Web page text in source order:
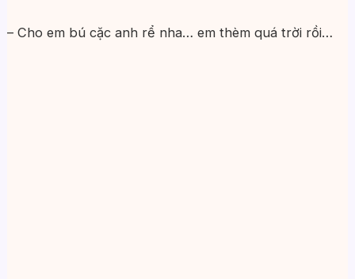
– Cho em bú cặc anh rể nha… em thèm quá trời rồi…